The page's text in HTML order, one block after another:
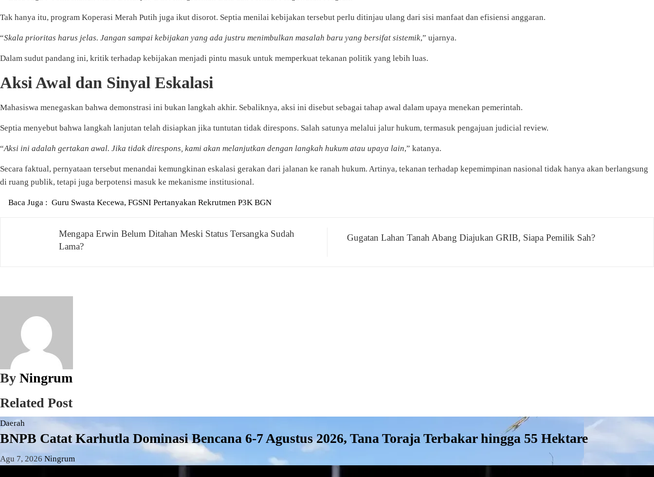
Tak hanya itu, program Koperasi Merah Putih juga ikut disorot. Septia menilai kebijakan tersebut perlu ditinjau ulang dari sisi manfaat dan efisiensi anggaran.
“Skala prioritas harus jelas. Jangan sampai kebijakan yang ada justru menimbulkan masalah baru yang bersifat sistemik,” ujarnya.
Dalam sudut pandang ini, kritik terhadap kebijakan menjadi pintu masuk untuk memperkuat tekanan politik yang lebih luas.
Aksi Awal dan Sinyal Eskalasi
Mahasiswa menegaskan bahwa demonstrasi ini bukan langkah akhir. Sebaliknya, aksi ini disebut sebagai tahap awal dalam upaya menekan pemerintah.
Septia menyebut bahwa langkah lanjutan telah disiapkan jika tuntutan tidak direspons. Salah satunya melalui jalur hukum, termasuk pengajuan judicial review.
“Aksi ini adalah gertakan awal. Jika tidak direspons, kami akan melanjutkan dengan langkah hukum atau upaya lain,” katanya.
Secara faktual, pernyataan tersebut menandai kemungkinan eskalasi gerakan dari jalanan ke ranah hukum. Artinya, tekanan terhadap kepemimpinan nasional tidak hanya akan berlangsung
di ruang publik, tetapi juga berpotensi masuk ke mekanisme institusional.
Baca Juga : Guru Swasta Kecewa, FGSNI Pertanyakan Rekrutmen P3K BGN
NavigasiMengapa Erwin Belum Ditahan Meski Status Tersangka Sudah
Lama?
Gugatan Lahan Tanah Abang Diajukan GRIB, Siapa Pemilik Sah?
By Ningrum
Related Post
Daerah
BNPB Catat Karhutla Dominasi Bencana 6-7 Agustus 2026, Tana Toraja Terbakar hingga 55 Hektare
Agu 7, 2026 Ningrum